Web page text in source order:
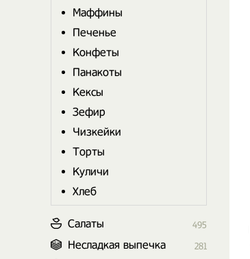
Маффины
Печенье
Конфеты
Панакоты
Кексы
Зефир
Чизкейки
Торты
Куличи
Хлеб
Салаты 495
Несладкая выпечка 281